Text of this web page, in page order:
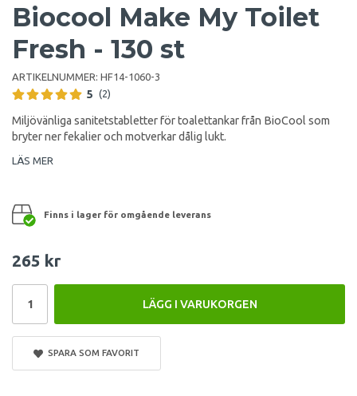
Biocool Make My Toilet
Fresh - 130 st
ARTIKELNUMMER: HF14-1060-3
5 (2)
Miljövänliga sanitetstabletter för toalettankar från BioCool som
bryter ner fekalier och motverkar dålig lukt.
LÄS MER
Finns i lager för omgående leverans
265 kr
LÄGG I VARUKORGEN
SPARA SOM FAVORIT